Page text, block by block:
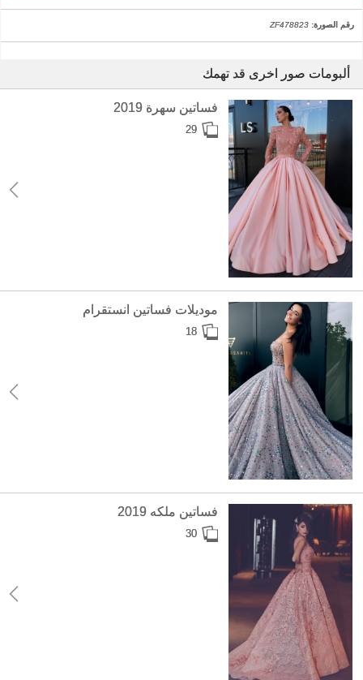
رقم الصورة: ZF478823
ألبومات صور اخرى قد تهمك
فساتين سهرة 2019
29
موديلات فساتين انستقرام
18
فساتين ملكه 2019
30